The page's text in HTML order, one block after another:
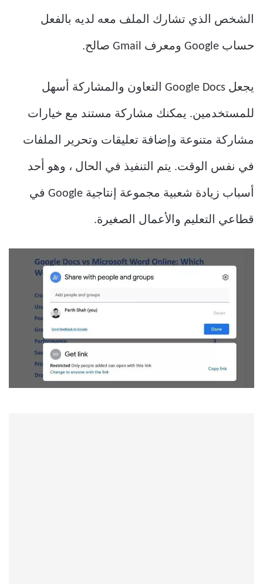
الشخص الذي تشارك الملف معه لديه بالفعل
حساب Google ومعرف Gmail صالح.
يجعل Google Docs التعاون والمشاركة أسهل
للمستخدمين. يمكنك مشاركة مستند مع خيارات
مشاركة متنوعة وإضافة تعليقات وتحرير الملفات
في نفس الوقت. يتم التنفيذ في الحال ، وهو أحد
أسباب زيادة شعبية مجموعة إنتاجية Google في
قطاعي التعليم والأعمال الصغيرة.